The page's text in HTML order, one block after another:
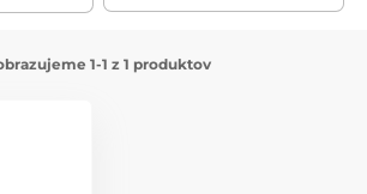
1-1 z 1 produktov